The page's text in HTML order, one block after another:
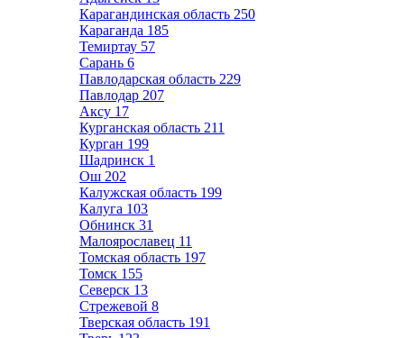
Карагандинская область 250
Караганда 185
Темиртау 57
Сарань 6
Павлодарская область 229
Павлодар 207
Аксу 17
Курганская область 211
Курган 199
Шадринск 1
Ош 202
Калужская область 199
Калуга 103
Обнинск 31
Малоярославец 11
Томская область 197
Томск 155
Северск 13
Стрежевой 8
Тверская область 191